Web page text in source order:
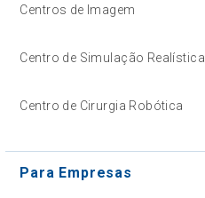
Centros de Imagem
Centro de Simulação Realística
Centro de Cirurgia Robótica
Para Empresas